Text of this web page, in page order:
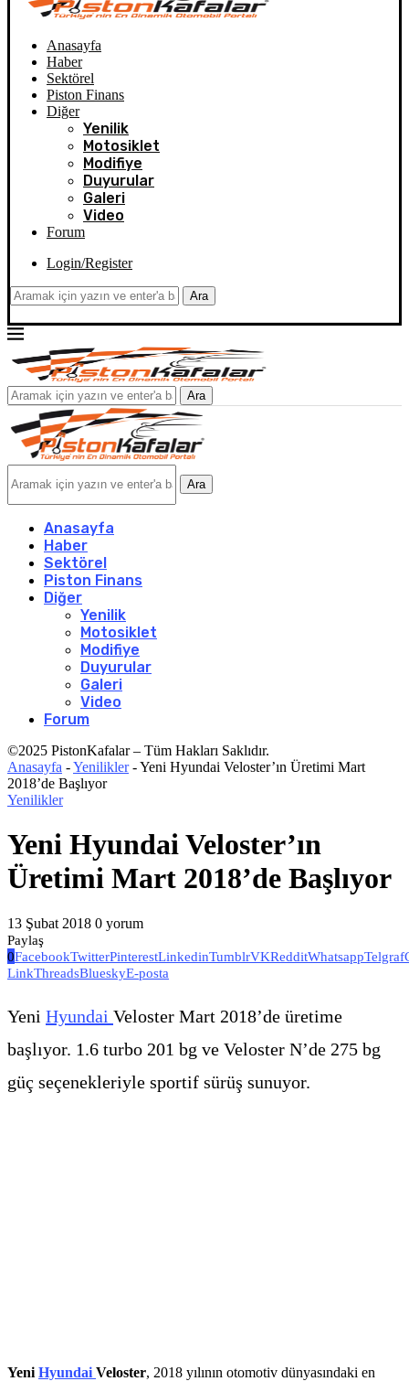
Anasayfa
Haber
Sektörel
Piston Finans
Diğer
Yenilik
Motosiklet
Modifiye
Duyurular
Galeri
Video
Forum
Login/Register
Ara
Ara
Ara
Anasayfa
Haber
Sektörel
Piston Finans
Diğer
Yenilik
Motosiklet
Modifiye
Duyurular
Galeri
Video
Forum
©2025 PistonKafalar – Tüm Hakları Saklıdır.
Anasayfa -Yenilikler-Yeni Hyundai Veloster’ın Üretimi Mart
2018’de Başlıyor
Yenilikler
Yeni Hyundai Veloster’ın
Üretimi Mart 2018’de Başlıyor
13 Şubat 2018 0 yorum
Paylaş
0FacebookTwitterPinterestLinkedinTumblrVKRedditWhatsappTelgraf
LinkThreadsBlueskyE-posta
Yeni Hyundai Veloster Mart 2018’de üretime
başlıyor. 1.6 turbo 201 bg ve Veloster N’de 275 bg
güç seçenekleriyle sportif sürüş sunuyor.
Yeni Hyundai Veloster, 2018 yılının otomotiv dünyasındaki en